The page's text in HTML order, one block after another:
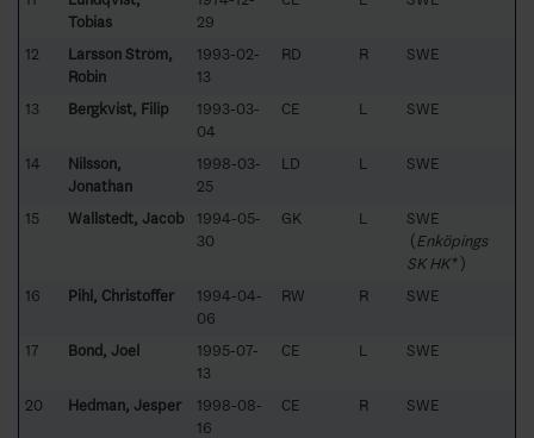
Tobias
29
12
Larsson Ström,
Robin
1993-02-
13
RD R SWE
13 Bergkvist, Filip
1993-03-
04
CE L SWE
14
Nilsson,
Jonathan
1998-03-
25
LD L SWE
15 Wallstedt, Jacob
1994-05-
30
GK L
SWE
(Enköpings
SK HK*)
16
Pihl, Christoffer
1994-04-
06
RW R SWE
17 Bond, Joel
1995-07-
13
CE L SWE
20 Hedman, Jesper
1998-08-
16
CE R SWE